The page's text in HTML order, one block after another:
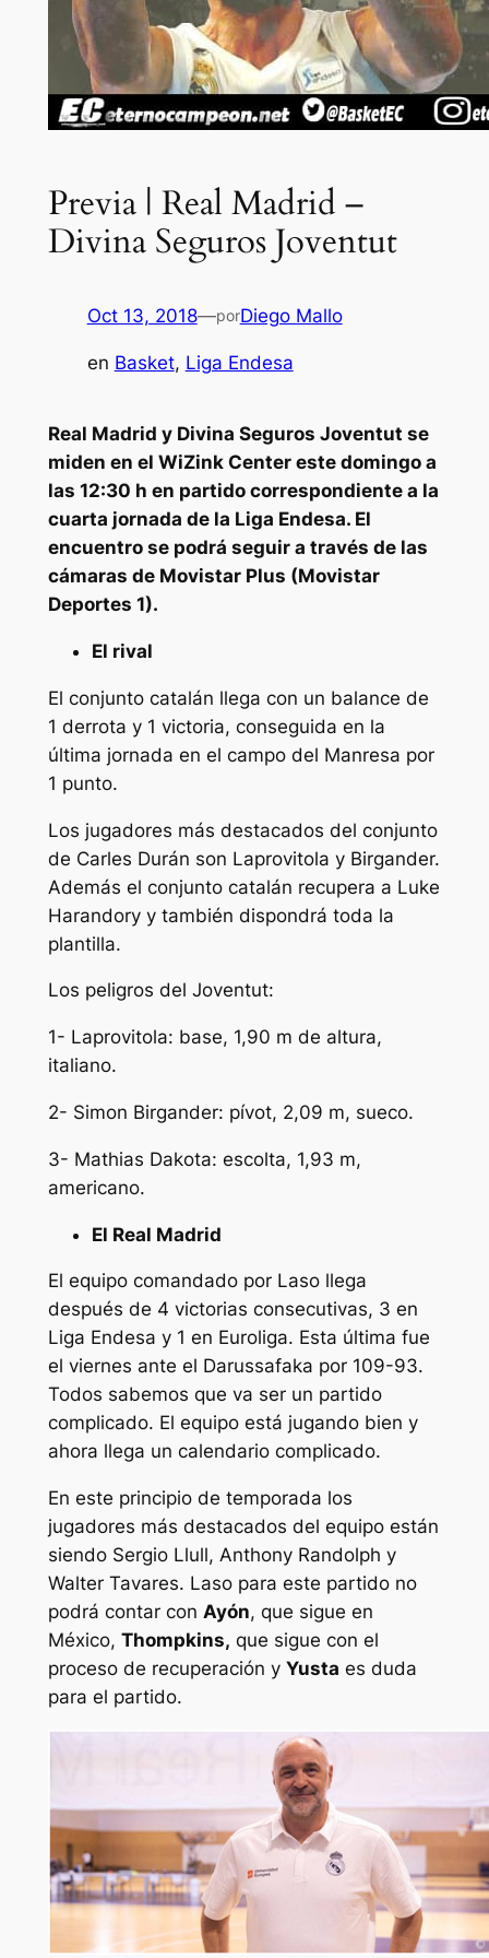
Previa | Real Madrid –
Divina Seguros Joventut
Oct 13, 2018—porDiego Mallo
en Basket, Liga Endesa
Real Madrid y Divina Seguros Joventut se
miden en el WiZink Center este domingo a
las 12:30 h en partido correspondiente a la
cuarta jornada de la Liga Endesa. El
encuentro se podrá seguir a través de las
cámaras de Movistar Plus (Movistar
Deportes 1).
El rival
El conjunto catalán llega con un balance de
1 derrota y 1 victoria, conseguida en la
última jornada en el campo del Manresa por
1 punto.
Los jugadores más destacados del conjunto
de Carles Durán son Laprovitola y Birgander.
Además el conjunto catalán recupera a Luke
Harandory y también dispondrá toda la
plantilla.
Los peligros del Joventut:
1- Laprovitola: base, 1,90 m de altura,
italiano.
2- Simon Birgander: pívot, 2,09 m, sueco.
3- Mathias Dakota: escolta, 1,93 m,
americano.
El Real Madrid
El equipo comandado por Laso llega
después de 4 victorias consecutivas, 3 en
Liga Endesa y 1 en Euroliga. Esta última fue
el viernes ante el Darussafaka por 109-93.
Todos sabemos que va ser un partido
complicado. El equipo está jugando bien y
ahora llega un calendario complicado.
En este principio de temporada los
jugadores más destacados del equipo están
siendo Sergio Llull, Anthony Randolph y
Walter Tavares. Laso para este partido no
podrá contar con Ayón, que sigue en
México, Thompkins, que sigue con el
proceso de recuperación y Yusta es duda
para el partido.